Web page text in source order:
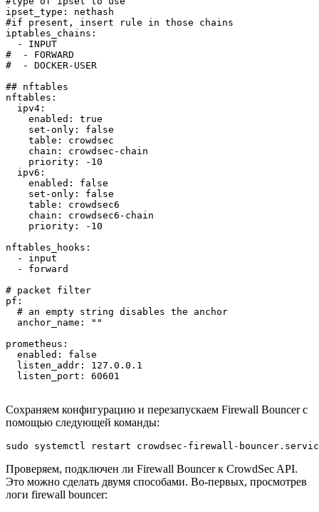
ipset_type :
#if present, insert rule in those chains
iptables_chains :
-
#  - FORWARD
#  - DOCKER-USER
## nftables
nftables :
ipv4 :
enabled :
true
set-only :
false
table :
chain : crowdsec -
priority :
-10
ipv6 :
enabled :
false
set-only :
false
table :
chain : crowdsec6 -
priority :
-10
nftables_hooks :
-
-
# packet filter
pf :
# an empty string disables the anchor
anchor_name :
""
prometheus :
enabled :
false
listen_addr :
listen_port : 60601
Сохраняем конфигурацию и перезапускаем Firewall Bouncer с
помощью следующей команды:
sudo
Проверяем, подключен ли Firewall Bouncer к CrowdSec API.
Это можно сделать двумя способами. Во-первых, просмотрев
логи firewall bouncer: